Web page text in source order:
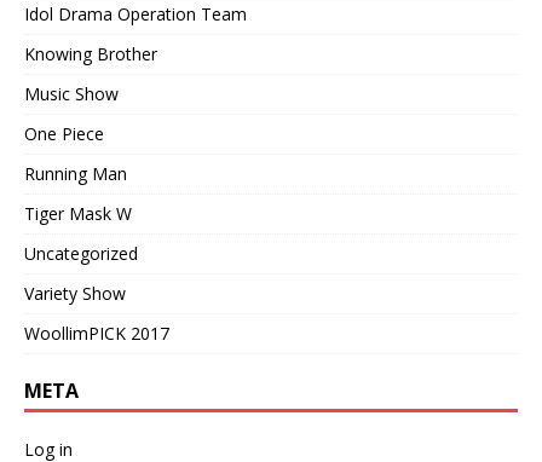
Idol Drama Operation Team
Knowing Brother
Music Show
One Piece
Running Man
Tiger Mask W
Uncategorized
Variety Show
WoollimPICK 2017
META
Log in